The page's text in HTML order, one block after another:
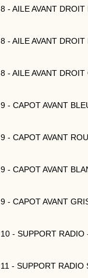
8 - AILE AVANT
8 - AILE AVANT
8 - AILE AVANT
9 - CAPOT AVANT
9 - CAPOT AVANT
9 - CAPOT AVANT
9 - CAPOT AVANT
10 - SUPPORT
11 - SUPPORT